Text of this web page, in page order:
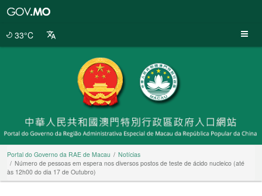
33°C
Portal do Governo da RAE de Macau
Notícias
Número de pessoas em espera nos diversos postos de teste de ácido nucleico (até
às 12h00 do dia 17 de Outubro)